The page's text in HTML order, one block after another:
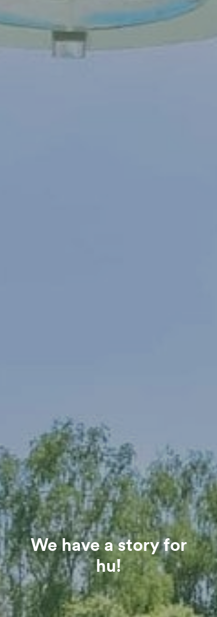
We have a story for
hu!